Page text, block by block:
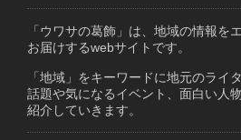
「ウワサの葛飾」は、地域の情報を
お届けするwebサイトです。
「地域」をキーワードに地元のライ
話題や気になるイベント、面白い人
紹介していきます。